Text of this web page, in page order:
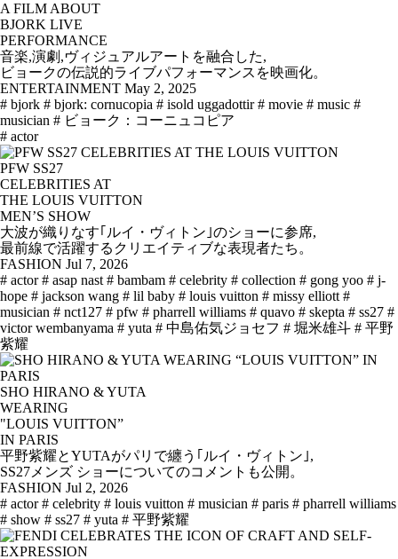
A FILM ABOUT
BJORK LIVE
PERFORMANCE
音楽,演劇,ヴィジュアルアートを融合した,
ビョークの伝説的ライブパフォーマンスを映画化。
ENTERTAINMENT May 2, 2025
# bjork # bjork: cornucopia # isold uggadottir # movie # music #
musician # ビョーク：コーニュコピア
# actor
PFW SS27
CELEBRITIES AT
THE LOUIS VUITTON
MEN’S SHOW
大波が織りなす｢ルイ・ヴィトン｣のショーに参席,
最前線で活躍するクリエイティブな表現者たち。
FASHION Jul 7, 2026
# actor # asap nast # bambam # celebrity # collection # gong yoo # j-
hope # jackson wang # lil baby # louis vuitton # missy elliott #
musician # nct127 # pfw # pharrell williams # quavo # skepta # ss27 #
victor wembanyama # yuta # 中島佑気ジョセフ # 堀米雄斗 # 平野
紫耀
SHO HIRANO & YUTA
WEARING
"LOUIS VUITTON”
IN PARIS
平野紫耀とYUTAがパリで纏う｢ルイ・ヴィトン｣,
SS27メンズ ショーについてのコメントも公開。
FASHION Jul 2, 2026
# actor # celebrity # louis vuitton # musician # paris # pharrell williams
# show # ss27 # yuta # 平野紫耀